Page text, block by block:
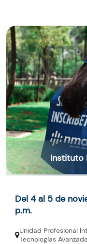
Instituto
Del 4 al 5 de
p.m.
Unidad Profesional
Tecnologías